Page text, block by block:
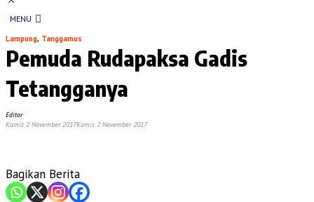
MENU
Lampung, Tanggamus
Pemuda Rudapaksa Gadis
Tetangganya
Editor
Kamis 2 November 2017Kamis 2 November 2017
Bagikan Berita